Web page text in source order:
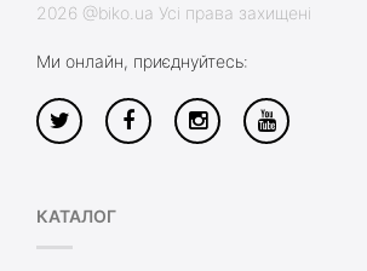
2026 @biko.ua Усі права захищені
Ми онлайн, приєднуйтесь:
КАТАЛОГ